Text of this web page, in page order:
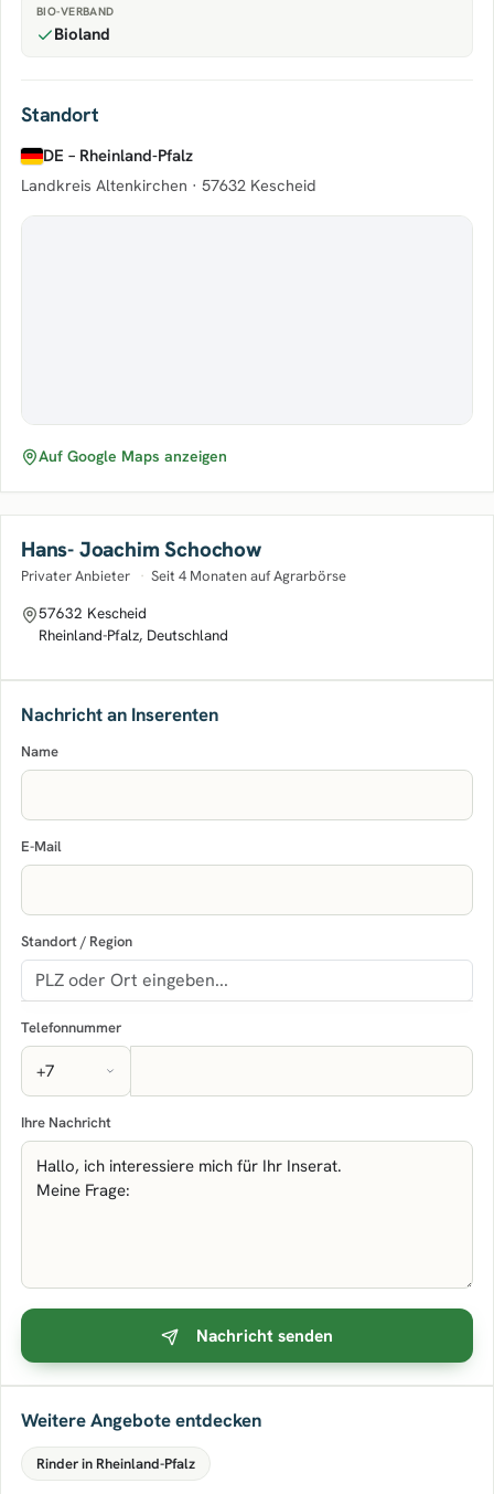
BIO-VERBAND
Bioland
Standort
DE – Rheinland-Pfalz
Landkreis Altenkirchen · 57632 Kescheid
Auf Google Maps anzeigen
Hans- Joachim Schochow
Privater Anbieter · Seit 4 Monaten auf Agrarbörse
57632 Kescheid
Rheinland-Pfalz, Deutschland
Nachricht an Inserenten
Name
E-Mail
Standort / Region
Telefonnummer
Ihre Nachricht
Nachricht senden
Weitere Angebote entdecken
Rinder in Rheinland-Pfalz